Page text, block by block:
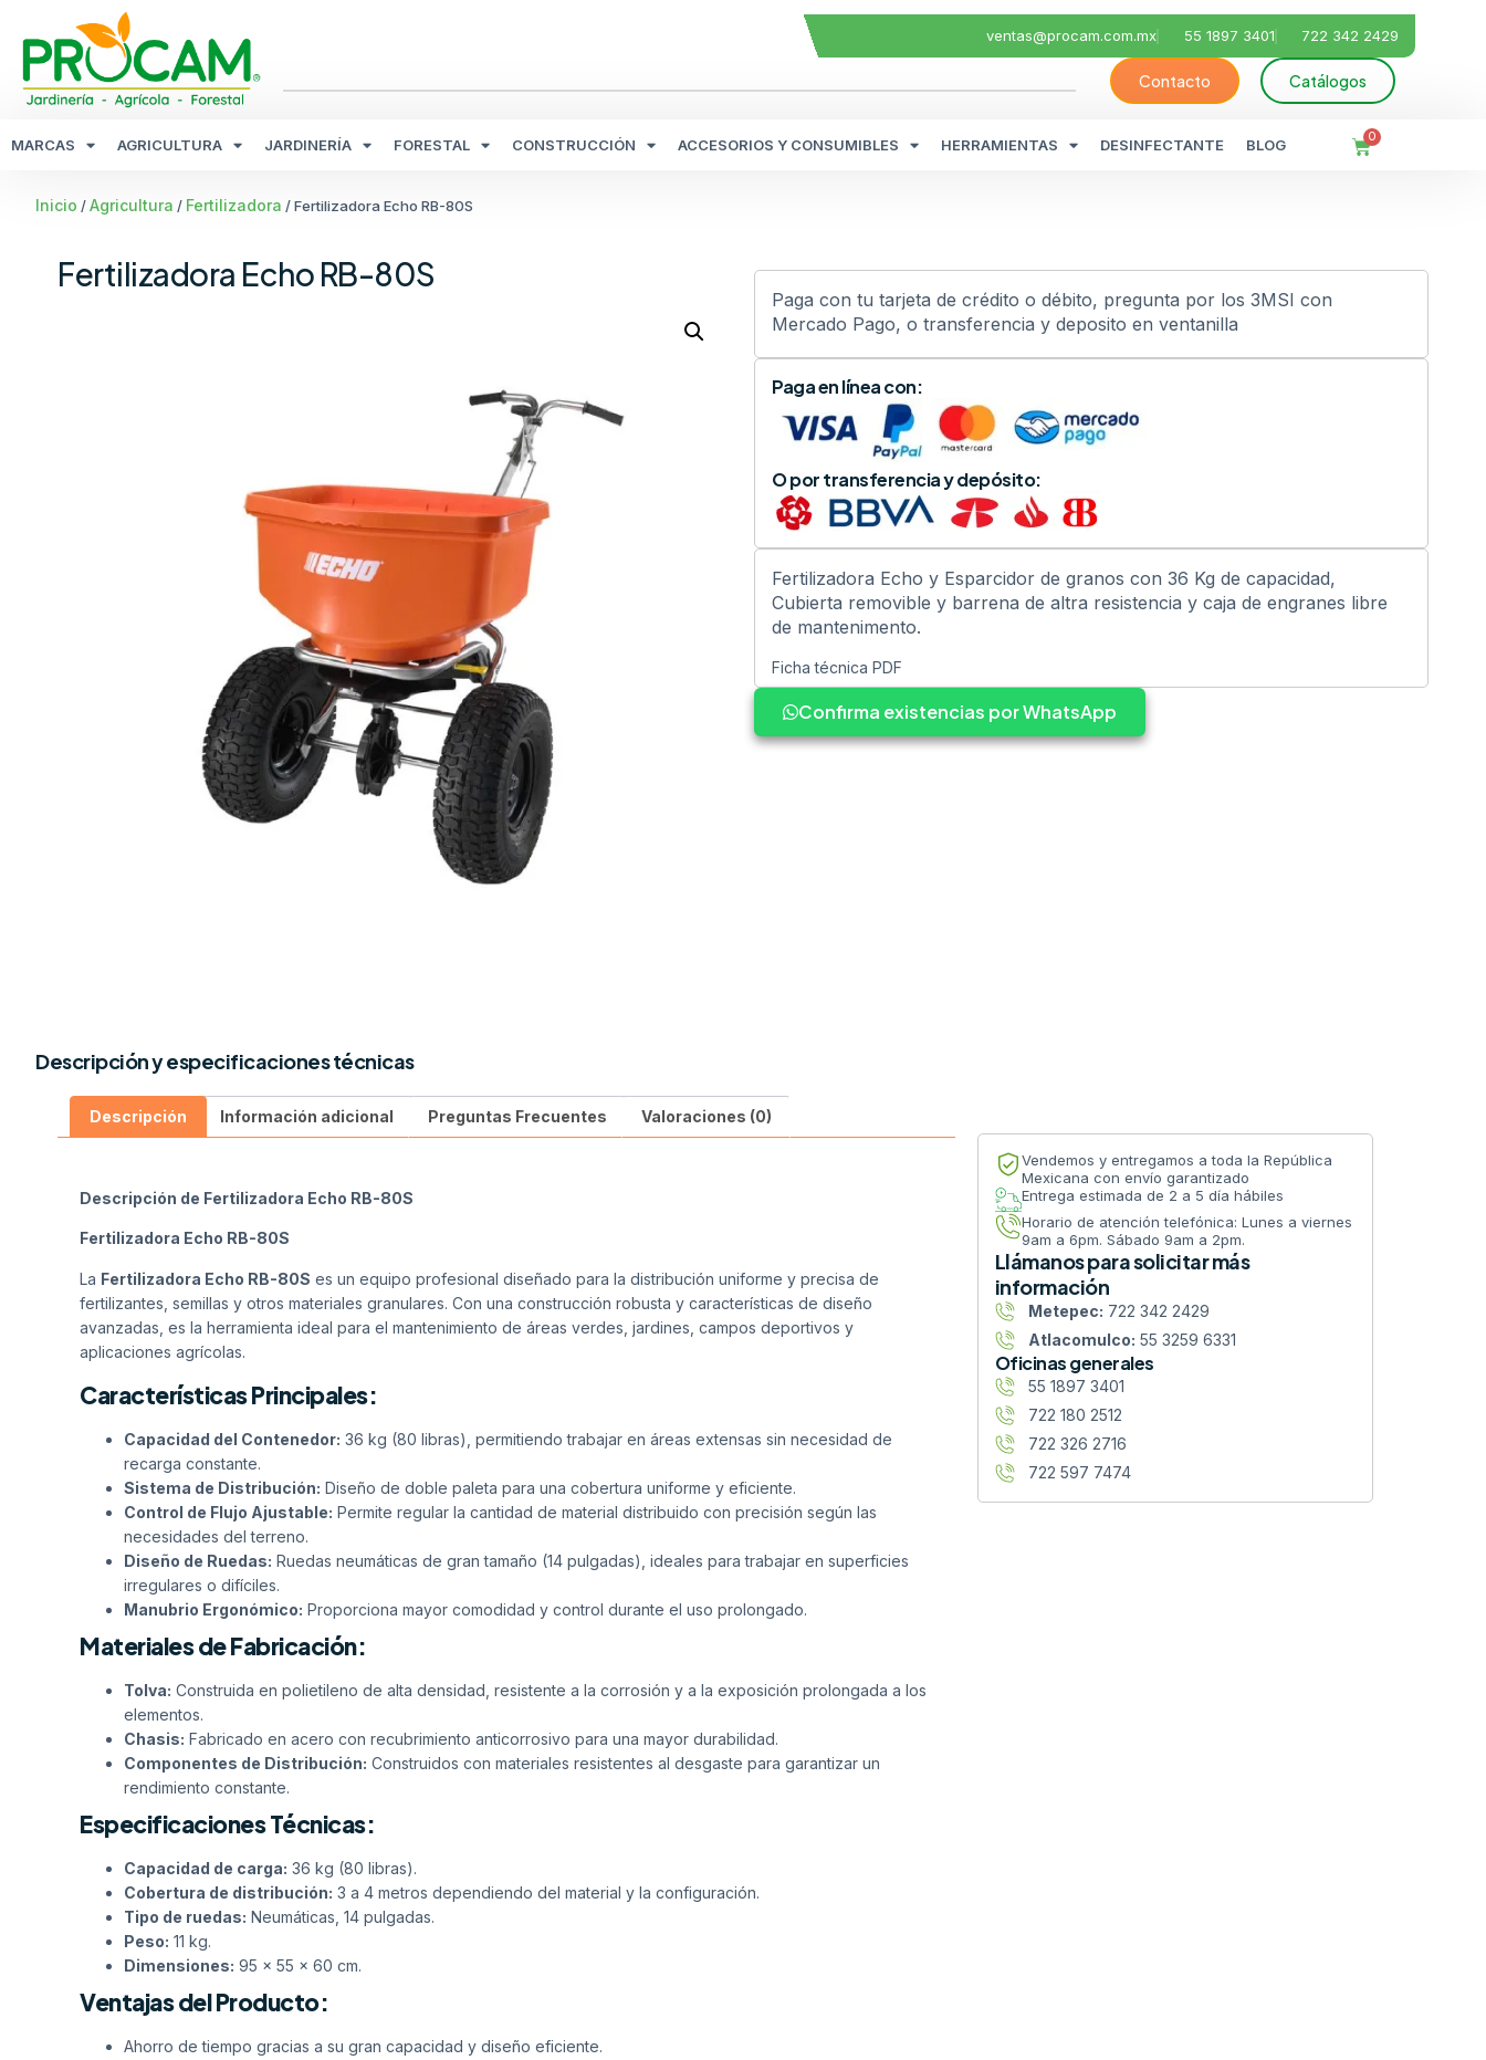
ventas@procam.com.mx 55 1897 3401 722 342 2429
Contacto Catálogos
MARCAS AGRICULTURA JARDINERÍA FORESTAL CONSTRUCCIÓN ACCESORIOS Y CONSUMIBLES HERRAMIENTAS DESINFECTANTE BLOG 0
Inicio /Agricultura / Fertilizadora / Fertilizadora Echo RB-80S
Fertilizadora Echo RB-80S
Paga con tu tarjeta de crédito o débito, pregunta por los 3MSI con
Mercado Pago, o transferencia y deposito en ventanilla
Paga en línea con:
O por transferencia y depósito:
Fertilizadora Echo y Esparcidor de granos con 36 Kg de capacidad,
Cubierta removible y barrena de altra resistencia y caja de engranes libre
de mantenimento.
Ficha técnica PDF
Confirma existencias por WhatsApp
Descripción y especificaciones técnicas
Descripción Información adicional Preguntas Frecuentes Valoraciones (0)
Descripción de Fertilizadora Echo RB-80S
Fertilizadora Echo RB-80S
La Fertilizadora Echo RB-80S es un equipo profesional diseñado para la distribución uniforme y precisa de
fertilizantes, semillas y otros materiales granulares. Con una construcción robusta y características de diseño
avanzadas, es la herramienta ideal para el mantenimiento de áreas verdes, jardines, campos deportivos y
aplicaciones agrícolas.
Características Principales:
Capacidad del Contenedor: 36 kg (80 libras), permitiendo trabajar en áreas extensas sin necesidad de
recarga constante.
Sistema de Distribución: Diseño de doble paleta para una cobertura uniforme y eficiente.
Control de Flujo Ajustable: Permite regular la cantidad de material distribuido con precisión según las
necesidades del terreno.
Diseño de Ruedas: Ruedas neumáticas de gran tamaño (14 pulgadas), ideales para trabajar en superficies
irregulares o difíciles.
Manubrio Ergonómico: Proporciona mayor comodidad y control durante el uso prolongado.
Materiales de Fabricación:
Tolva: Construida en polietileno de alta densidad, resistente a la corrosión y a la exposición prolongada a los
elementos.
Chasis: Fabricado en acero con recubrimiento anticorrosivo para una mayor durabilidad.
Componentes de Distribución: Construidos con materiales resistentes al desgaste para garantizar un
rendimiento constante.
Especificaciones Técnicas:
Capacidad de carga: 36 kg (80 libras).
Cobertura de distribución: 3 a 4 metros dependiendo del material y la configuración.
Tipo de ruedas: Neumáticas, 14 pulgadas.
Peso: 11 kg.
Dimensiones: 95 x 55 x 60 cm.
Ventajas del Producto:
Ahorro de tiempo gracias a su gran capacidad y diseño eficiente.
Vendemos y entregamos a toda la República
Mexicana con envío garantizado
Entrega estimada de 2 a 5 día hábiles
Horario de atención telefónica: Lunes a viernes
9am a 6pm. Sábado 9am a 2pm.
Llámanos para solicitar más
información
Metepec: 722 342 2429
Atlacomulco: 55 3259 6331
Oficinas generales
55 1897 3401
722 180 2512
722 326 2716
722 597 7474